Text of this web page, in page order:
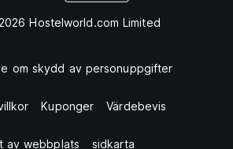
Hostelworld.com Limited
om skydd av personuppgifter
Kuponger Värdebevis
av webbplats sidkarta